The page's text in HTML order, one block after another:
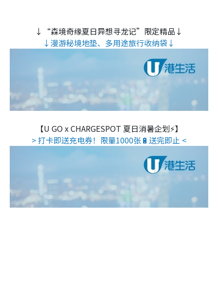
↓“森境奇缘夏日异想寻龙记”限定精品↓
↓漫游秘境地垫、多用途旅行收纳袋↓
【U GO x CHARGESPOT 夏日消暑企划⚡】
> 打卡即送充电券！限量1000张🔋送完即止 <